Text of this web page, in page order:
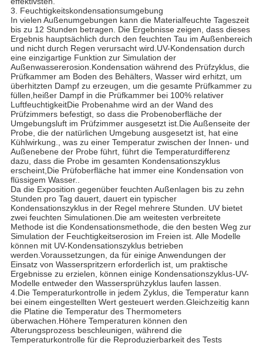
3. Feuchtigkeitskondensationsumgebung
In vielen Außenumgebungen kann die Materialfeuchte Tageszeit
bis zu 12 Stunden betragen. Die Ergebnisse zeigen, dass dieses
Ergebnis hauptsächlich durch den feuchten Tau im Außenbereich
und nicht durch Regen verursacht wird.UV-Kondensation durch
eine einzigartige Funktion zur Simulation der
Außenwassererosion.Kondensation während des Prüfzyklus, die
Prüfkammer am Boden des Behälters, Wasser wird erhitzt, um
überhitzten Dampf zu erzeugen, um die gesamte Prüfkammer zu
füllen,heißer Dampf in die Prüfkammer bei 100% relativer
LuftfeuchtigkeitDie Probenahme wird an der Wand des
Prüfzimmers befestigt, so dass die Probenoberfläche der
Umgebungsluft im Prüfzimmer ausgesetzt ist.Die Außenseite der
Probe, die der natürlichen Umgebung ausgesetzt ist, hat eine
Kühlwirkung., was zu einer Temperatur zwischen der Innen- und
Außenebene der Probe führt, führt die Temperaturdifferenz
dazu, dass die Probe im gesamten Kondensationszyklus
erscheint,Die Prüfoberfläche hat immer eine Kondensation von
flüssigem Wasser..
Da die Exposition gegenüber feuchten Außenlagen bis zu zehn
Stunden pro Tag dauert, dauert ein typischer
Kondensationszyklus in der Regel mehrere Stunden. UV bietet
zwei feuchten Simulationen.Die am weitesten verbreitete
Methode ist die Kondensationsmethode, die den besten Weg zur
Simulation der Feuchtigkeitserosion im Freien ist. Alle Modelle
können mit UV-Kondensationszyklus betrieben
werden.Voraussetzungen, da für einige Anwendungen der
Einsatz von Wasserspritzern erforderlich ist, um praktische
Ergebnisse zu erzielen, können einige Kondensationszyklus-UV-
Modelle entweder den Wassersprühzyklus laufen lassen.
4.Die Temperaturkontrolle in jedem Zyklus, die Temperatur kann
bei einem eingestellten Wert gesteuert werden.Gleichzeitig kann
die Platine die Temperatur des Thermometers
überwachen.Höhere Temperaturen können den
Alterungsprozess beschleunigen, während die
Temperaturkontrolle für die Reproduzierbarkeit des Tests